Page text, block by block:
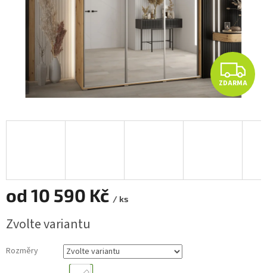
Z
D
A
ZDARMA
od 10 590 Kč / ks
cena:
Zvolte variantu
Rozměry